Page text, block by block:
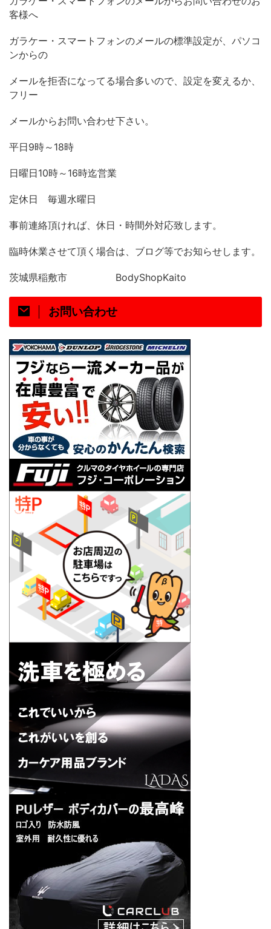
客様へ
ガラケー・スマートフォンのメールの標準設定が、パソコ
ンからの
メールを拒否になってる場合多いので、設定を変えるか、
フリー
メールからお問い合わせ下さい。
平日9時～ 18時
日曜日10時～ 16時迄営業
定休日 毎週水曜日
事前連絡頂ければ、休日・時間外対応致します。
臨時休業させて頂く場合は、ブログ等でお知らせします。
茨城県稲敷市 BodyShopKaito
お問い合わせ